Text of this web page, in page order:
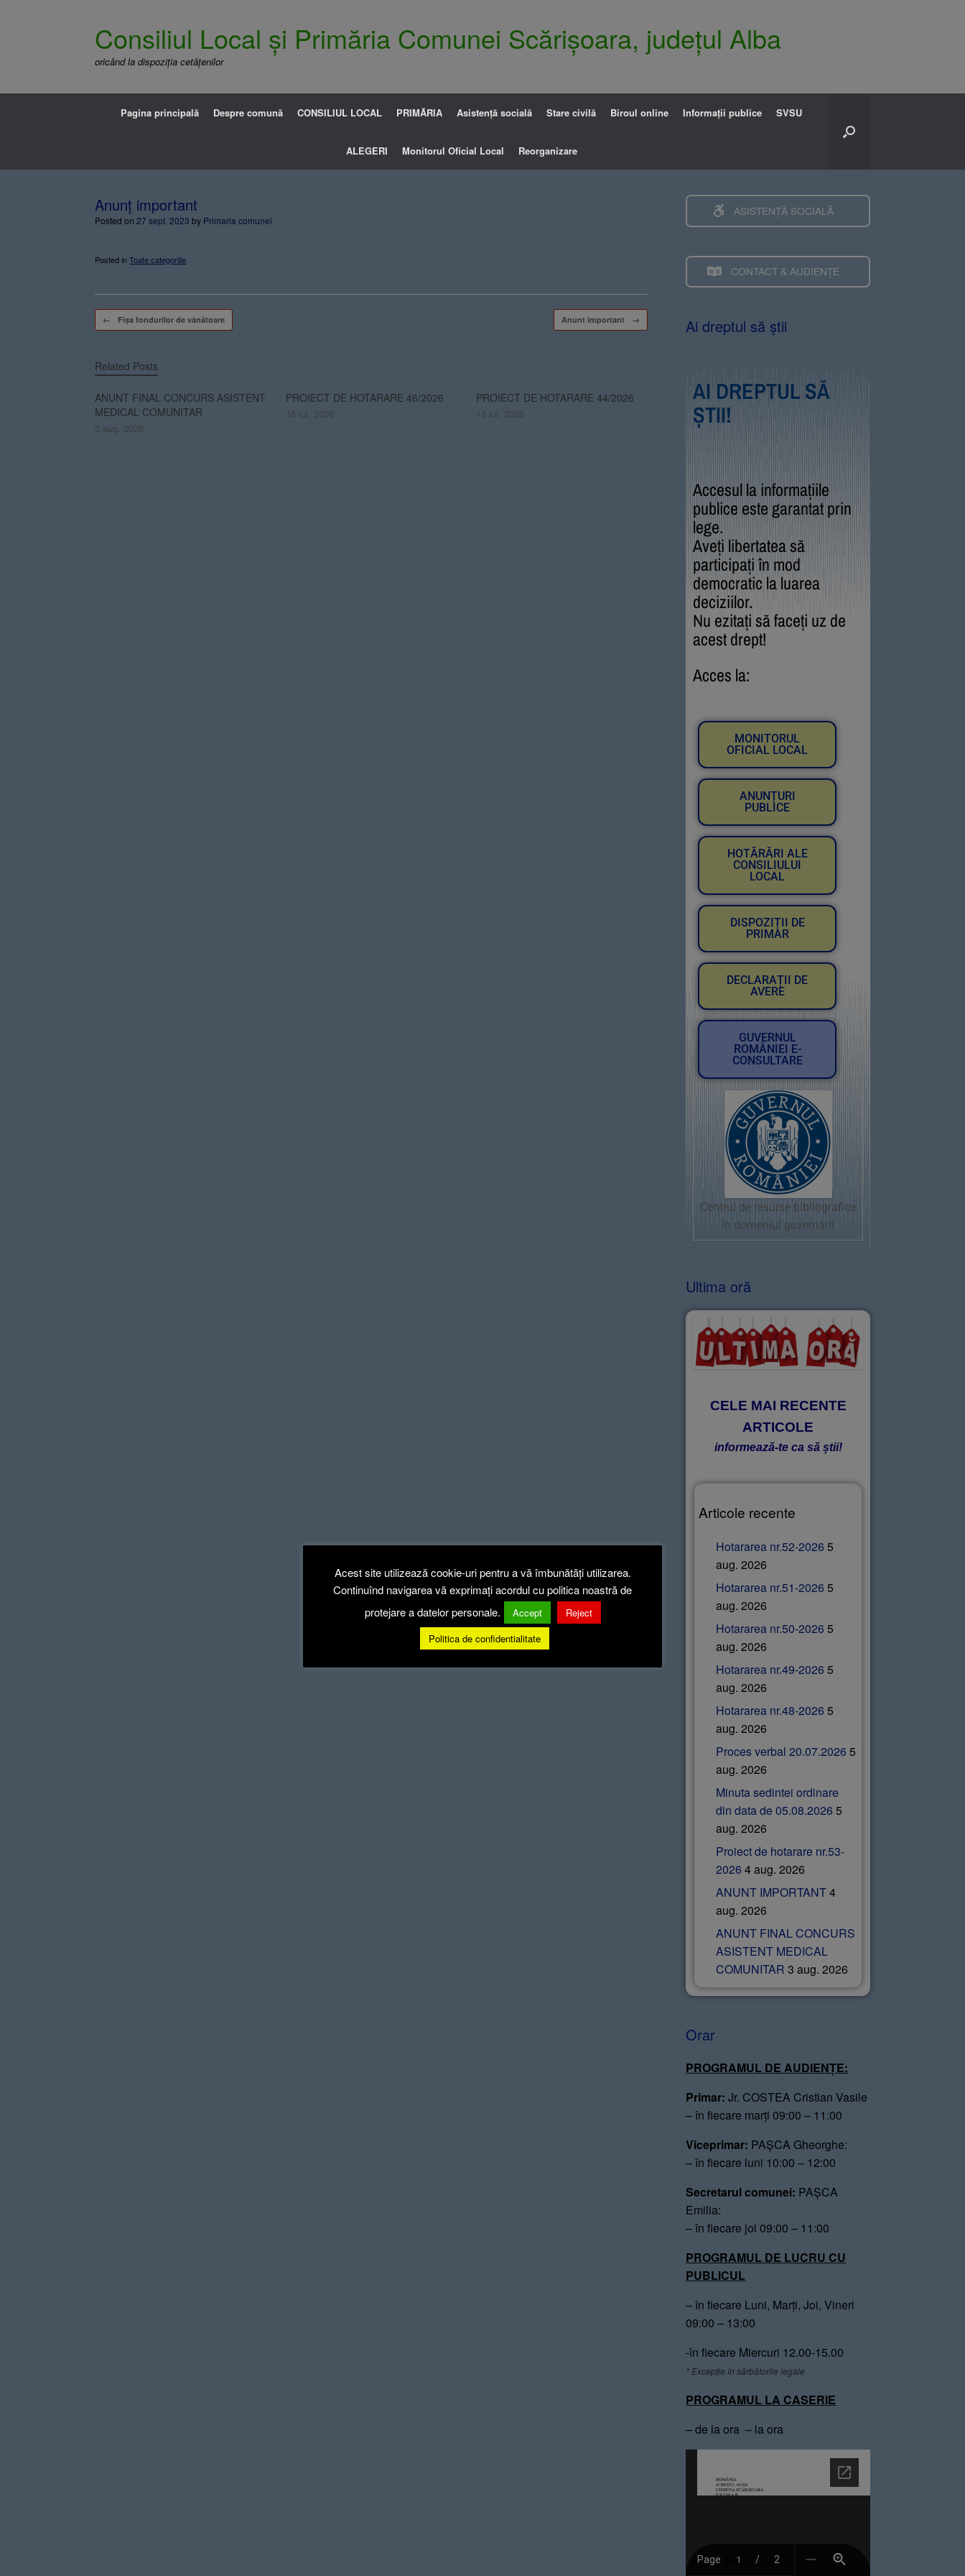
Consiliul Local și Primăria Comunei Scărișoara, județul Alba
oricând la dispoziția cetățenilor
Pagina principală Despre comună CONSILIUL LOCAL PRIMĂRIA Asistență socială Stare civilă Biroul online Informații publice SVSU
ALEGERI Monitorul Oficial Local Reorganizare
Anunț important
Posted on 27 sept. 2023 by Primaria comunei
Posted inToate categoriile
Post navigation
← Fișa fondurilor de vânătoare Anunt important →
Related Posts
ANUNT FINAL CONCURS ASISTENT
MEDICAL COMUNITAR
3 aug. 2026
PROIECT DE HOTARARE 46/2026
16 iul. 2026
PROIECT DE HOTARARE 44/2026
16 iul. 2026
ASISTENȚĂ SOCIALĂ
CONTACT & AUDIENȚE
Ai dreptul să știi
AI DREPTUL SĂ
ȘTII!
Accesul la informațiile
publice este garantat prin
lege.
Aveți libertatea să
participați în mod
democratic la luarea
deciziilor.
Nu ezitați să faceți uz de
acest drept!
Acces la:
MONITORUL
OFICIAL LOCAL
ANUNȚURI
PUBLICE
HOTĂRĂRI ALE
CONSILIULUI
LOCAL
DISPOZIȚII DE
PRIMAR
DECLARAȚII DE
AVERE
GUVERNUL
ROMÂNIEI E-
CONSULTARE
Centrul de resurse bibliografice
în domeniul guvernării
Ultima oră
CELE MAI RECENTE
ARTICOLE
informează-te ca să știi!
Articole recente
Hotararea nr.52-2026 5
aug. 2026
Hotararea nr.51-2026 5
aug. 2026
Hotararea nr.50-2026 5
aug. 2026
Hotararea nr.49-2026 5
aug. 2026
Hotararea nr.48-2026 5
aug. 2026
Proces verbal 20.07.2026 5
aug. 2026
Minuta sedintei ordinare
din data de 05.08.2026 5
aug. 2026
Proiect de hotarare nr.53-
2026 4 aug. 2026
ANUNT IMPORTANT4
aug. 2026
ANUNT FINAL CONCURS
ASISTENT MEDICAL
COMUNITAR 3 aug. 2026
Orar
PROGRAMUL DE AUDIENȚE:
Primar:Jr. COSTEA Cristian Vasile
– în fiecare marți 09:00 – 11:00
Viceprimar: PAȘCA Gheorghe:
– în fiecare luni 10:00 – 12:00
Secretarul comunei: PAȘCA
Emilia:
– în fiecare joi 09:00 – 11:00
PROGRAMUL DE LUCRU CU
PUBLICUL
– în fiecare Luni, Marți, Joi, Vineri
09:00 – 13:00
-în fiecare Miercuri 12.00-15.00
* Excepție în sărbătorile legale
PROGRAMUL LA CASERIE
– de la ora – la ora
Acest site utilizează cookie-uri pentru a vă îmbunătăți utilizarea.
Continuînd navigarea vă exprimați acordul cu politica noastră de
protejare a datelor personale.
Accept
Reject
Politica de confidentialitate